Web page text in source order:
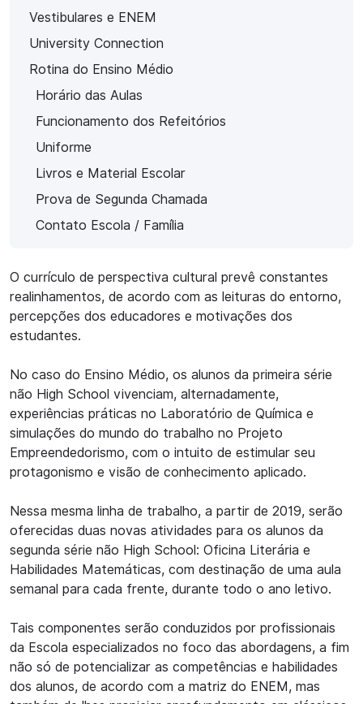
Vestibulares e ENEM
University Connection
Rotina do Ensino Médio
Horário das Aulas
Funcionamento dos Refeitórios
Uniforme
Livros e Material Escolar
Prova de Segunda Chamada
Contato Escola / Família
O currículo de perspectiva cultural prevê constantes
realinhamentos, de acordo com as leituras do entorno,
percepções dos educadores e motivações dos
estudantes.
No caso do Ensino Médio, os alunos da primeira série
não High School vivenciam, alternadamente,
experiências práticas no Laboratório de Química e
simulações do mundo do trabalho no Projeto
Empreendedorismo, com o intuito de estimular seu
protagonismo e visão de conhecimento aplicado.
Nessa mesma linha de trabalho, a partir de 2019, serão
oferecidas duas novas atividades para os alunos da
segunda série não High School: Oficina Literária e
Habilidades Matemáticas, com destinação de uma aula
semanal para cada frente, durante todo o ano letivo.
Tais componentes serão conduzidos por profissionais
da Escola especializados no foco das abordagens, a fim
não só de potencializar as competências e habilidades
dos alunos, de acordo com a matriz do ENEM, mas